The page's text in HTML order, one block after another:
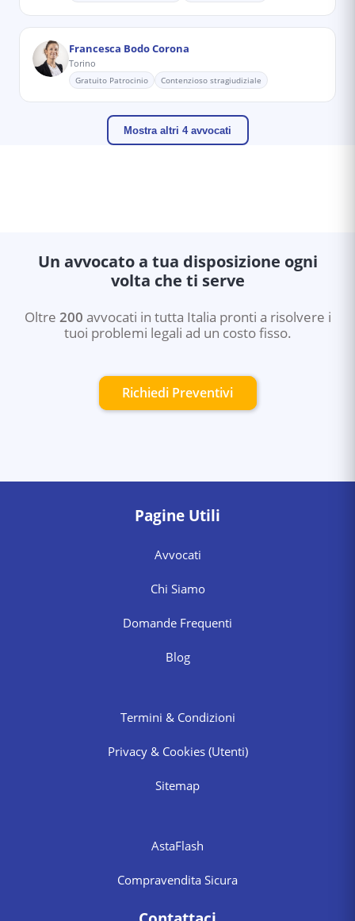
Francesca Bodo Corona
Torino
Gratuito Patrocinio Contenzioso stragiudiziale
Mostra altri 4 avvocati
Un avvocato a tua disposizione ogni
volta che ti serve
Oltre 200 avvocati in tutta Italia pronti a risolvere i
tuoi problemi legali ad un costo fisso.
Richiedi Preventivi
Pagine Utili
Avvocati
Chi Siamo
Domande Frequenti
Blog
Termini & Condizioni
Privacy & Cookies (Utenti)
Sitemap
AstaFlash
Compravendita Sicura